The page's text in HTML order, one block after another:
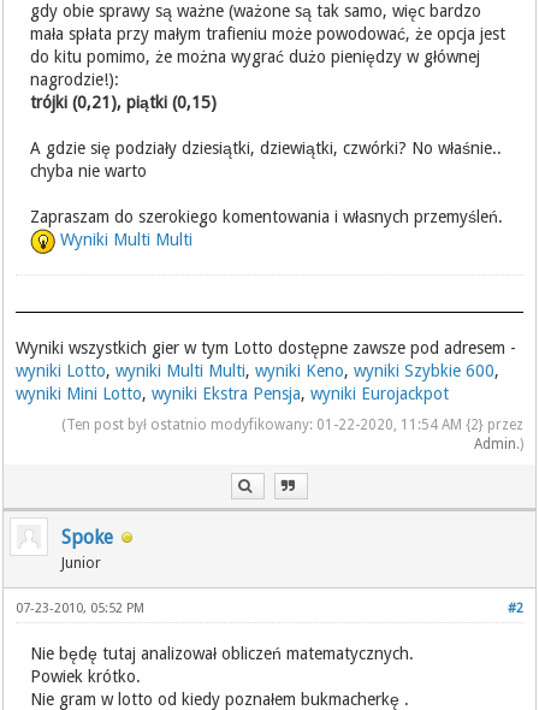
gdy obie sprawy są ważne (ważone są tak samo, więc bardzo
mała spłata przy małym trafieniu może powodować, że opcja jest
do kitu pomimo, że można wygrać dużo pieniędzy w głównej
nagrodzie!):
trójki (0,21), piątki (0,15)
A gdzie się podziały dziesiątki, dziewiątki, czwórki? No właśnie..
chyba nie warto
Zapraszam do szerokiego komentowania i własnych przemyśleń.
Wyniki Multi Multi
Wyniki wszystkich gier w tym Lotto dostępne zawsze pod adresem -
wyniki Lotto,wyniki Multi Multi,wyniki Keno,wyniki Szybkie 600,
wyniki Mini Lotto,wyniki Ekstra Pensja,wyniki Eurojackpot
(Ten post był ostatnio modyfikowany: 01-22-2020, 11:54 AM {2} przez
Admin.)
Spoke
Junior
#2
07-23-2010, 05:52 PM
Nie będę tutaj analizował obliczeń matematycznych.
Powiek krótko.
Nie gram w lotto od kiedy poznałem bukmacherkę .